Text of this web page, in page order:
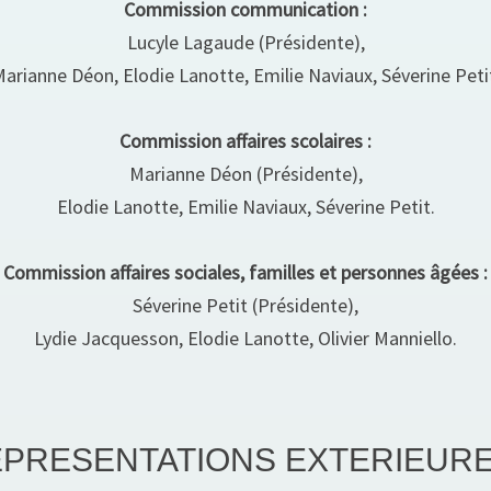
Commission communication :
Lucyle Lagaude (Présidente),
Déon, Elodie Lanotte, Emilie Naviaux, Séverine
Commission affaires scolaires :
Marianne Déon (Présidente),
Elodie Lanotte, Emilie Naviaux, Séverine Petit.
Commission affaires sociales, familles et personnes âgées :
Séverine Petit (Présidente),
Lydie Jacquesson, Elodie Lanotte, Olivier Manniello.